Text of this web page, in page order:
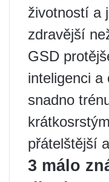
životností a
zdravější
GSD
inteligenci a
snadno
přátelštější
3 málo